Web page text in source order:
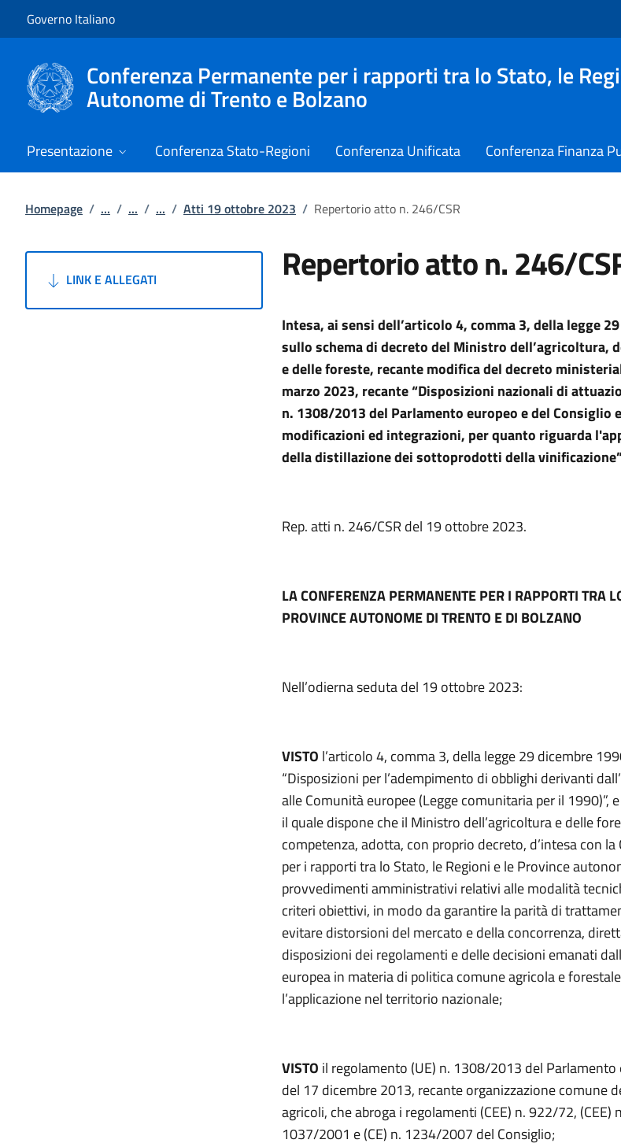
Governo Italiano
Conferenza Permanente per i rapporti tra lo Stato, le
Autonome di Trento e Bolzano
Presentazione Conferenza Stato-Regioni Conferenza Unificata Conferenza Finanza
Homepage / ... / ... / ... / Atti 19 ottobre 2023 / Repertorio atto n. 246/CSR
LINK E ALLEGATI Repertorio atto n. 246/
Intesa, ai sensi dell’articolo 4, comma 3, della legge
sullo schema di decreto del Ministro dell’agricoltura,
e delle foreste, recante modifica del decreto
marzo 2023, recante “Disposizioni nazionali di
n. 1308/2013 del Parlamento europeo e del Consiglio
modificazioni ed integrazioni, per quanto riguarda
della distillazione dei sottoprodotti della
Rep. atti n. 246/CSR del 19 ottobre 2023.
LA CONFERENZA PERMANENTE PER I RAPPORTI TRA
PROVINCE AUTONOME DI TRENTO E DI BOLZANO
Nell’odierna seduta del 19 ottobre 2023:
VISTO l’articolo 4, comma 3, della legge 29 dicembre
“Disposizioni per l’adempimento di obblighi derivanti
alle Comunità europee (Legge comunitaria per il 1990)”,
il quale dispone che il Ministro dell’agricoltura e delle
competenza, adotta, con proprio decreto, d’intesa con
per i rapporti tra lo Stato, le Regioni e le Province
provvedimenti amministrativi relativi alle modalità
criteri obiettivi, in modo da garantire la parità di
evitare distorsioni del mercato e della concorrenza,
disposizioni dei regolamenti e delle decisioni emanati
europea in materia di politica comune agricola e
l’applicazione nel territorio nazionale;
VISTO il regolamento (UE) n. 1308/2013 del Parlamento
del 17 dicembre 2013, recante organizzazione comune
agricoli, che abroga i regolamenti (CEE) n. 922/72, (CEE)
1037/2001 e (CE) n. 1234/2007 del Consiglio;